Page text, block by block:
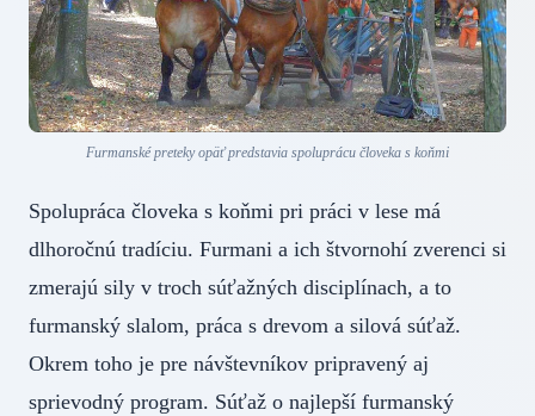
Furmanské preteky opäť predstavia spoluprácu človeka s koňmi
Spolupráca človeka s koňmi pri práci v lese má
dlhoročnú tradíciu. Furmani a ich štvornohí zverenci si
zmerajú sily v troch súťažných disciplínach, a to
furmanský slalom, práca s drevom a silová súťaž.
Okrem toho je pre návštevníkov pripravený aj
sprievodný program. Súťaž o najlepší furmanský